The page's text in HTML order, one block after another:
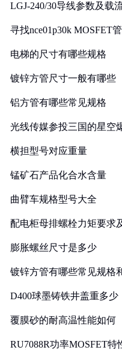
LGJ-240/30导线参数及载
寻找nce01p30k MOSFET
电梯的尺寸有哪些规格
镀锌方管尺寸一般有哪些
铝方管有哪些常见规格
光线传媒参投三国的星空
横担型号对应重量
锰矿石产品化合水含量
曲臂车规格型号大全
配电柜母排螺栓力矩要求
膨胀螺丝尺寸是多少
镀锌方管有哪些常见规格
D400球墨铸铁井盖重多少
覆膜砂的耐高温性能如何
RU7088R功率MOSFET